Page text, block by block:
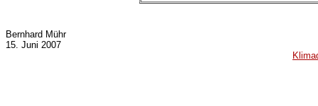
Bernhard Mühr
15. Juni 2007